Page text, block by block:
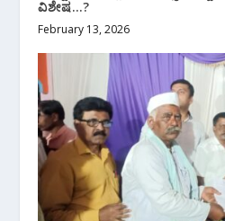
ವಿಶೇಷ…?
February 13, 2026